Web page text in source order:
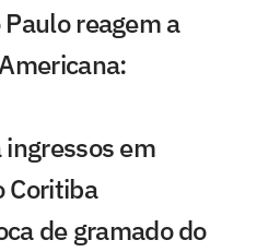
reagem a
em
Coritiba
de gramado do